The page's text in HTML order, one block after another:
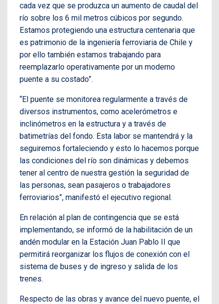
cada vez que se produzca un aumento de caudal del
río sobre los 6 mil metros cúbicos por segundo.
Estamos protegiendo una estructura centenaria que
es patrimonio de la ingeniería ferroviaria de Chile y
por ello también estamos trabajando para
reemplazarlo operativamente por un moderno
puente a su costado”.
“El puente se monitorea regularmente a través de
diversos instrumentos, como acelerómetros e
inclinómetros en la estructura y a través de
batimetrías del fondo. Esta labor se mantendrá y la
seguiremos fortaleciendo y esto lo hacemos porque
las condiciones del río son dinámicas y debemos
tener al centro de nuestra gestión la seguridad de
las personas, sean pasajeros o trabajadores
ferroviarios”, manifestó el ejecutivo regional.
En relación al plan de contingencia que se está
implementando, se informó de la habilitación de un
andén modular en la Estación Juan Pablo II que
permitirá reorganizar los flujos de conexión con el
sistema de buses y de ingreso y salida de los
trenes.
Respecto de las obras y avance del nuevo puente, el